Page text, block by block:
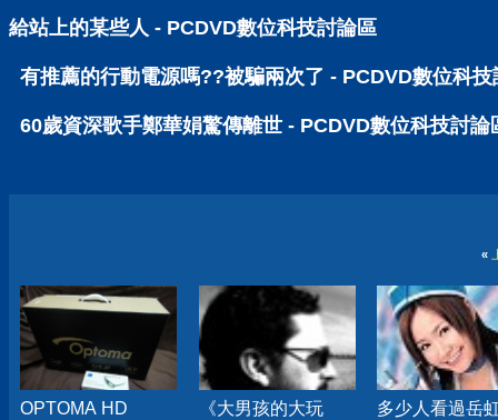
給站上的某些人 - PCDVD數位科技討論區
有推薦的行動電源嗎??被騙兩次了 - PCDVD數位科技
60歲資深歌手鄭華娟驚傳離世 - PCDVD數位科技討論
«
OPTOMA HD
《大男孩的大玩
多少人看過岳